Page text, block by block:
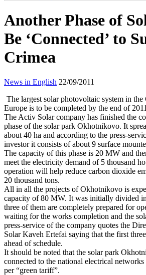
Another Phase of
Be ‘Connected’ to
Crimea
News in English 22/09/2011
The largest solar photovoltaic system in the
Europe is to be completed by the end of
The Activ Solar company has finished the
phase of the solar park Okhotnikovo. It
about 40 ha and according to the press-
investor it consists of about 9 surface
The capacity of this phase is 20 MW and
meet the electricity demand of 5 thousand
operation will help reduce carbon dioxide
20 thousand tons.
All in all the projects of Okhotnikovo is
capacity of 80 MW. It was initially divided
three of them are completely prepared for
waiting for the works completion and the
press-service of the company quotes the
Solar Kaveh Ertefai saying that the first
ahead of schedule.
It should be noted that the solar park
connected to the national electrical
per “green tariff”.